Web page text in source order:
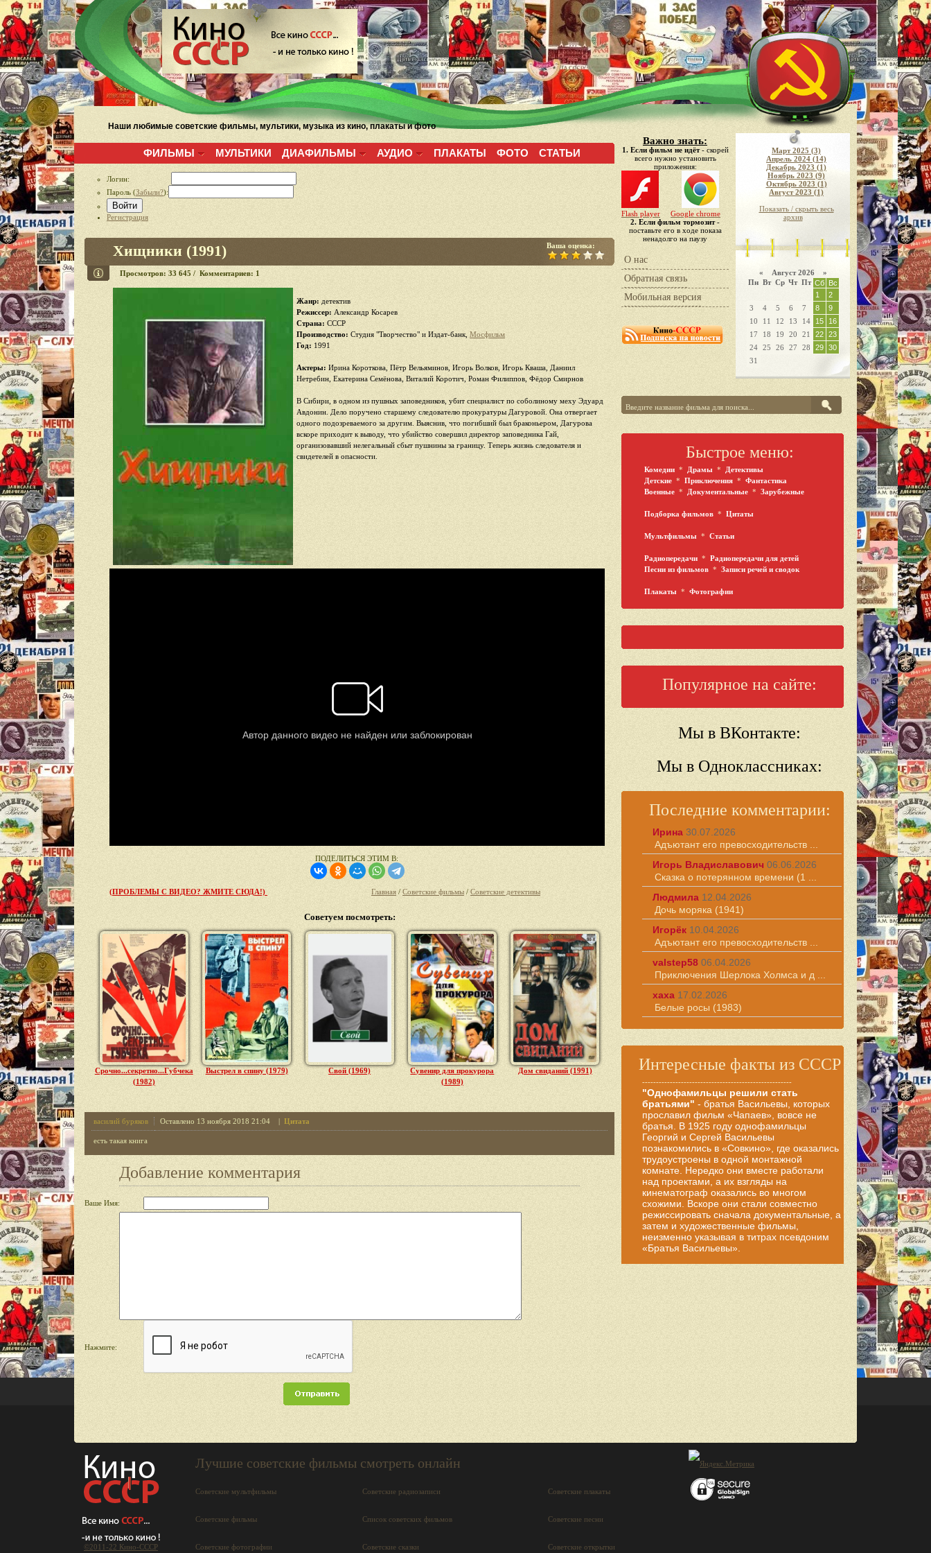
Наши любимые советские фильмы, мультики, музыка из кино, плакаты и фото
ФИЛЬМЫ МУЛЬТИКИ ДИАФИЛЬМЫ АУДИО ПЛАКАТЫ ФОТО СТАТЬИ
Логин:
Пароль (Забыли?):
Войти
Регистрация
Хищники (1991) Ваша оценка:
Просмотров: 33 645 / Комментариев: 1
Жанр: детектив
Режиссер: Александр Косарев
Страна: СССР
Производство: Студия "Творчество" и Издат-банк, Мосфильм
Год: 1991
Актеры: Ирина Короткова, Пётр Вельяминов, Игорь Волков, Игорь Кваша, Даниил
Нетребин, Екатерина Семёнова, Виталий Коротич, Роман Филиппов, Фёдор Смирнов
В Сибири, в одном из пушных заповедников, убит специалист по соболиному меху Эдуард
Авдонин. Дело поручено старшему следователю прокуратуры Дагуровой. Она отвергает
одного подозреваемого за другим. Выяснив, что погибший был браконьером, Дагурова
вскоре приходит к выводу, что убийство совершил директор заповедника Гай,
организовавший нелегальный сбыт пушнины за границу. Теперь жизнь следователя и
свидетелей в опасности.
ПОДЕЛИТЬСЯ ЭТИМ В:
(ПРОБЛЕМЫ С ВИДЕО? ЖМИТЕ СЮДА!) Главная / Советские фильмы / Советские детективы
Советуем посмотреть:
Срочно...секретно...Губчека
(1982)
Выстрел в спину (1979) Свой (1969)
Сувенир для прокурора
(1989)
Дом свиданий (1991)
василий буряков Оставлено 13 ноября 2018 21:04 | Цитата
есть такая книга
Добавление комментария
Ваше Имя:
Нажмите:
Важно знать:
1. Если фильм не идёт- скорей
всего нужно установить
приложения:
Flash player
Google chrome
2. Если фильм тормозит-
поставьте его в ходе показа
ненадолго на паузу
О нас
Обратная связь
Мобильная версия
Март 2025 (3)
Апрель 2024 (14)
Декабрь 2023 (1)
Ноябрь 2023 (9)
Октябрь 2023 (1)
Август 2023 (1)
Показать / скрыть весь
архив
« Август 2026 »
Пн Вт Ср Чт Пт Сб Вс
1
2
3
4 5 6 7 8
9
10
11 12 13 14 15
16
17
18 19 20 21 22 23
24 25 26 27 28 29 30
31
Быстрое меню:
Комедии * Драмы *
Детективы
Детские * Приключения * Фантастика
Военные * Документальные * Зарубежные
Подборка фильмов * Цитаты
Мультфильмы * Статьи
Радиопередачи * Радиопередачи для детей
Песни из фильмов * Записи речей и сводок
Плакаты * Фотографии
Популярное на сайте:
Мы в ВКонтакте:
Мы в Одноклассниках:
Последние комментарии:
Ирина 30.07.2026
Адъютант его превосходительств ...
Игорь Владиславович 06.06.2026
Сказка о потерянном времени (1 ...
Людмила 12.04.2026
Дочь моряка (1941)
Игорёк 10.04.2026
Адъютант его превосходительств ...
valstep58 06.04.2026
Приключения Шерлока Холмса и д ...
хаха 17.02.2026
Белые росы (1983)
Интересные факты из СССР
------------------------------------------------------
"Однофамильцы решили стать
братьями" - братья Васильевы, которых
прославил фильм «Чапаев», вовсе не
братья. В 1925 году однофамильцы
Георгий и Сергей Васильевы
познакомились в «Совкино», где оказались
трудоустроены в одной монтажной
комнате. Нередко они вместе работали
над проектами, а их взгляды на
кинематограф оказались во многом
схожими. Вскоре они стали совместно
режиссировать сначала документальные, а
затем и художественные фильмы,
неизменно указывая в титрах псевдоним
«Братья Васильевы».
©2011-22 Кино-СCCР
Лучшие советские фильмы смотреть онлайн
Советские мультфильмы
Советские фильмы
Советские фотографии
Советские радиозаписи
Список советских фильмов
Советские сказки
Советские плакаты
Советские песни
Советские открытки